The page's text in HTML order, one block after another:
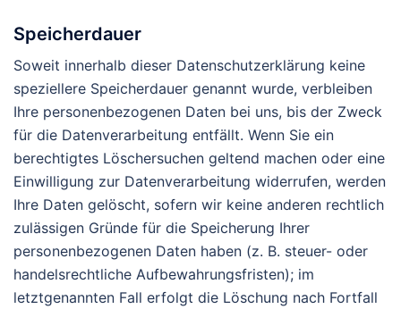
Speicherdauer
Soweit innerhalb dieser Datenschutzerklärung keine
speziellere Speicherdauer genannt wurde, verbleiben
Ihre personenbezogenen Daten bei uns, bis der Zweck
für die Datenverarbeitung entfällt. Wenn Sie ein
berechtigtes Löschersuchen geltend machen oder eine
Einwilligung zur Datenverarbeitung widerrufen, werden
Ihre Daten gelöscht, sofern wir keine anderen rechtlich
zulässigen Gründe für die Speicherung Ihrer
personenbezogenen Daten haben (z. B. steuer- oder
handelsrechtliche Aufbewahrungsfristen); im
letztgenannten Fall erfolgt die Löschung nach Fortfall